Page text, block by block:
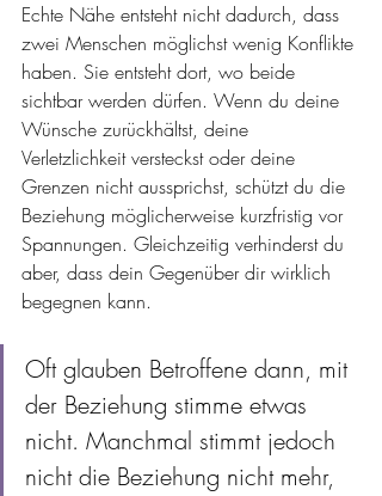
Echte Nähe entsteht nicht dadurch, dass
zwei Menschen möglichst wenig Konflikte
haben. Sie entsteht dort, wo beide
sichtbar werden dürfen. Wenn du deine
Wünsche zurückhältst, deine
Verletzlichkeit versteckst oder deine
Grenzen nicht aussprichst, schützt du die
Beziehung möglicherweise kurzfristig vor
Spannungen. Gleichzeitig verhinderst du
aber, dass dein Gegenüber dir wirklich
begegnen kann.
Oft glauben Betroffene dann, mit
der Beziehung stimme etwas
nicht. Manchmal stimmt jedoch
nicht die Beziehung nicht mehr,